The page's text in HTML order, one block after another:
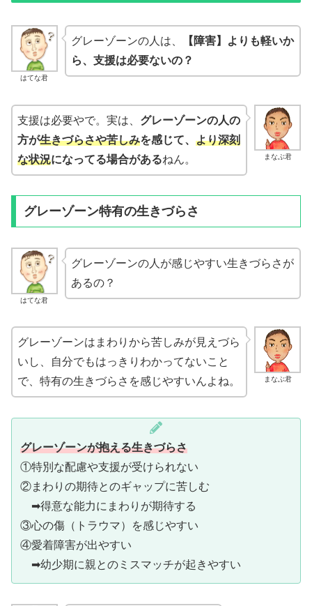
はてな君
グレーゾーンの人は、
【障害】よりも軽いか
ら、支援は必要ないの？
まなぶ君
支援は必要やで。実は、 グレーゾーンの人の
方が生きづらさや苦しみを感じて、 より深刻
な状況になってる場合があるねん。
グレーゾーン特有の生きづらさ
はてな君
グレーゾーンの人が感じやすい生きづらさが
あるの？
まなぶ君
グレーゾーンはまわりから苦しみが見えづら
いし、自分でもはっきりわかってないこと
で、特有の生きづらさを感じやすいんよね。
グレーゾーンが抱える生きづらさ
①特別な配慮や支援が受けられない
②まわりの期待とのギャップに苦しむ
➡得意な能力にまわりが期待する
③心の傷（トラウマ）を感じやすい
④愛着障害が出やすい
➡幼少期に親とのミスマッチが起きやすい